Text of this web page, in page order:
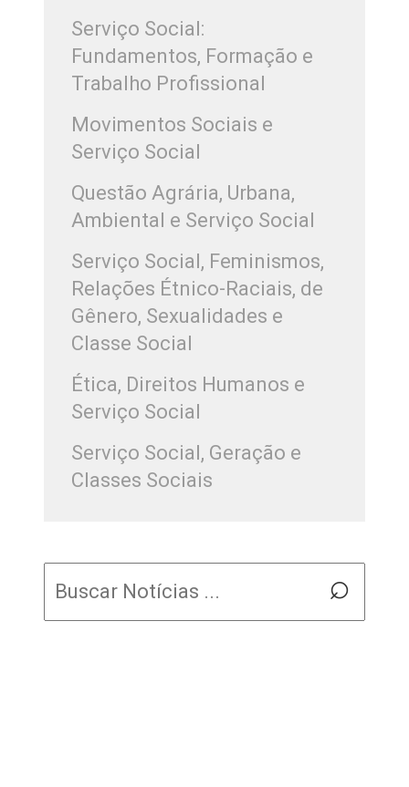
Serviço Social:
Fundamentos, Formação e
Trabalho Profissional
Movimentos Sociais e
Serviço Social
Questão Agrária, Urbana,
Ambiental e Serviço Social
Serviço Social, Feminismos,
Relações Étnico-Raciais, de
Gênero, Sexualidades e
Classe Social
Ética, Direitos Humanos e
Serviço Social
Serviço Social, Geração e
Classes Sociais
por:
⌕